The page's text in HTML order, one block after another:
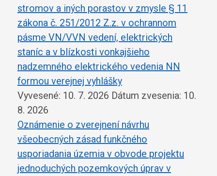
stromov a iných porastov v zmysle § 11
zákona č. 251/2012 Z.z. v ochrannom
pásme VN/VVN vedení, elektrických
staníc a v blízkosti vonkajšieho
nadzemného elektrického vedenia NN
formou verejnej vyhlášky
Vyvesené: 10. 7. 2026 Dátum zvesenia: 10.
8. 2026
Oznámenie o zverejnení návrhu
všeobecných zásad funkčného
usporiadania územia v obvode projektu
jednoduchých pozemkových úprav v